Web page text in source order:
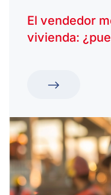
El vendedor
vivienda: